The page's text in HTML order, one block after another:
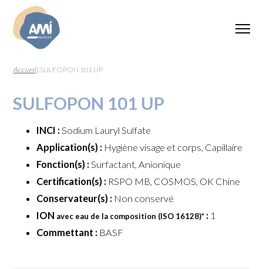
Accueil| SULFOPON 101 UP
SULFOPON 101 UP
INCI : Sodium Lauryl Sulfate
Application(s) : Hygiène visage et corps, Capillaire
Fonction(s) : Surfactant, Anionique
Certification(s) : RSPO MB, COSMOS, OK Chine
Conservateur(s) : Non conservé
ION avec eau de la composition (ISO 16128)* : 1
Commettant : BASF